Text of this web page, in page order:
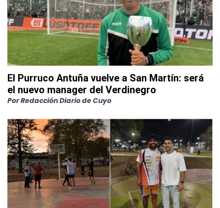
El Purruco Antuña vuelve a San Martín: será
el nuevo manager del Verdinegro
PorRedacción Diario de Cuyo